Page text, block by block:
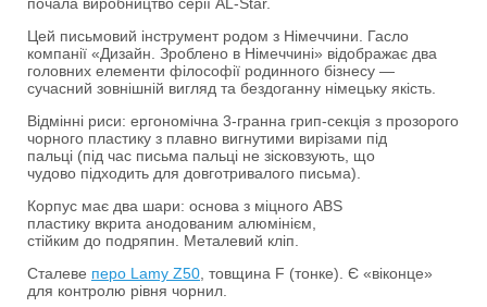
Цей письмовий інструмент родом з Німеччини. Гасло
компанії «Дизайн. Зроблено в Німеччині» відображає два
головних елементи філософії родинного бізнесу —
сучасний зовнішній вигляд та бездоганну німецьку якість.
Відмінні риси: ергономічна 3-гранна грип-секція з прозорого
чорного пластику з плавно вигнутими вирізами під
пальці (під час письма пальці не зісковзують, що
чудово підходить для довготривалого письма).
Корпус має два шари: основа з міцного ABS
пластику вкрита анодованим алюмінієм,
стійким до подряпин. Металевий кліп.
Сталеве перо Lamy Z50 , товщина F (тонке). Є «віконце»
для контролю рівня чорнил.